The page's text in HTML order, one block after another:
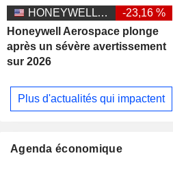
HONEYWELL AEROSPACE INC.
-23,16 %
Honeywell Aerospace plonge
après un sévère avertissement
sur 2026
Plus d'actualités qui impactent
Agenda économique